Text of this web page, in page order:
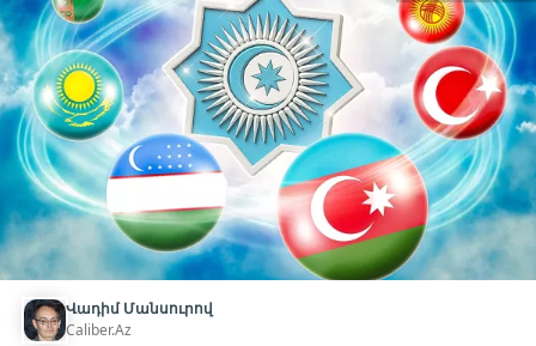
Վադիմ Մանսուրով
Caliber.Az